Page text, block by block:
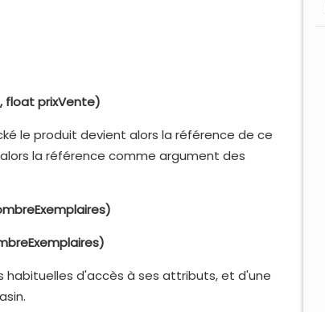
float prixVente)
le produit devient alors la référence de ce
la référence comme argument des
habituelles d'accès à ses attributs, et d'une